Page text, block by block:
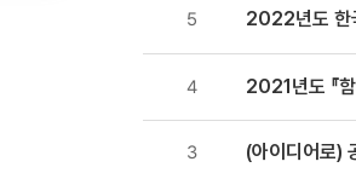
국민참여
>
국민소통
5 2022년도 한
4 2021년도 『
3 (아이디어로)